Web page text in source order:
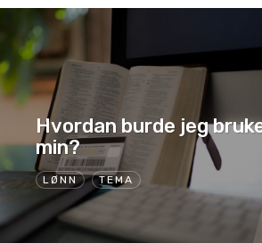
LØNN TEMA
Hvordan burde jeg
min?